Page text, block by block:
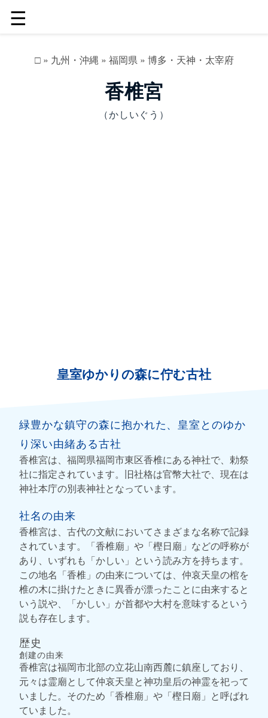
☰
□» 九州・沖縄 » 福岡県» 博多・天神・太宰府
香椎宮
（かしいぐう）
皇室ゆかりの森に佇む古社
緑豊かな鎮守の森に抱かれた、皇室とのゆか
り深い由緒ある古社
香椎宮は、福岡県福岡市東区香椎にある神社で、勅祭
社に指定されています。旧社格は官幣大社で、現在は
神社本庁の別表神社となっています。
社名の由来
香椎宮は、古代の文献においてさまざまな名称で記録
されています。「香椎廟」や「樫日廟」などの呼称が
あり、いずれも「かしい」という読み方を持ちます。
この地名「香椎」の由来については、仲哀天皇の棺を
椎の木に掛けたときに異香が漂ったことに由来すると
いう説や、「かしい」が首都や大村を意味するという
説も存在します。
歴史
創建の由来
香椎宮は福岡市北部の立花山南西麓に鎮座しており、
元々は霊廟として仲哀天皇と神功皇后の神霊を祀って
いました。そのため「香椎廟」や「樫日廟」と呼ばれ
ていました。